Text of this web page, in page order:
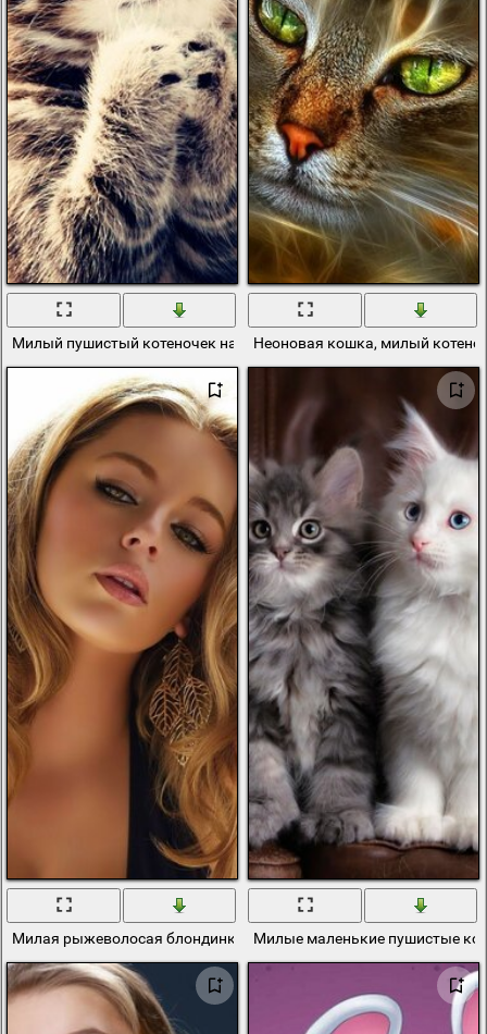
Милый пушистый котеночек на лавочкеНеоновая кошка, милый
Милая рыжеволосая блондинка в массивные браслетом на руке
Милые маленькие пушистые